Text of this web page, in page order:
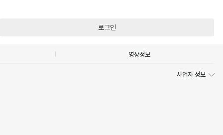
로그인
영상정보
사업자 정보